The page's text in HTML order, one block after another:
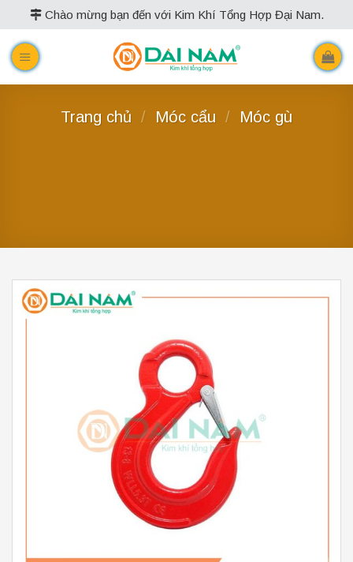
to
content
Chào mừng bạn đến với Kim Khí Tổng Hợp Đại Nam.
Trang chủ / Móc cẩu / Móc gù